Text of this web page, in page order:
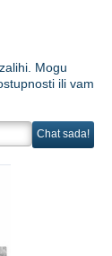
Mogu
ili vam
Chat sada!